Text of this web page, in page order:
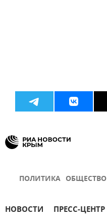
ПОЛИТИКА ОБЩЕСТВО
НОВОСТИ ПРЕСС-ЦЕНТР